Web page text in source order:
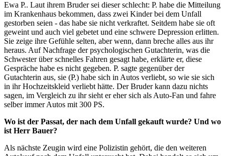
Ewa P.. Laut ihrem Bruder sei dieser schlecht: P. habe die Mitteilung
im Krankenhaus bekommen, dass zwei Kinder bei dem Unfall
gestorben seien - das habe sie nicht verkraftet. Seitdem habe sie oft
geweint und auch viel gebetet und eine schwere Depression erlitten.
Sie zeige ihre Gefühle selten, aber wenn, dann breche alles aus ihr
heraus. Auf Nachfrage der psychologischen Gutachterin, was die
Schwester über schnelles Fahren gesagt habe, erklärte er, diese
Gespräche habe es nicht gegeben. P. sagte gegenüber der
Gutachterin aus, sie (P.) habe sich in Autos verliebt, so wie sie sich
in ihr Hochzeitskleid verliebt hätte. Der Bruder kann dazu nichts
sagen, im Vergleich zu ihr sieht er eher sich als Auto-Fan und fahre
selber immer Autos mit 300 PS.
Wo ist der Passat, der nach dem Unfall gekauft wurde? Und wo
ist Herr Bauer?
Als nächste Zeugin wird eine Polizistin gehört, die den weiteren